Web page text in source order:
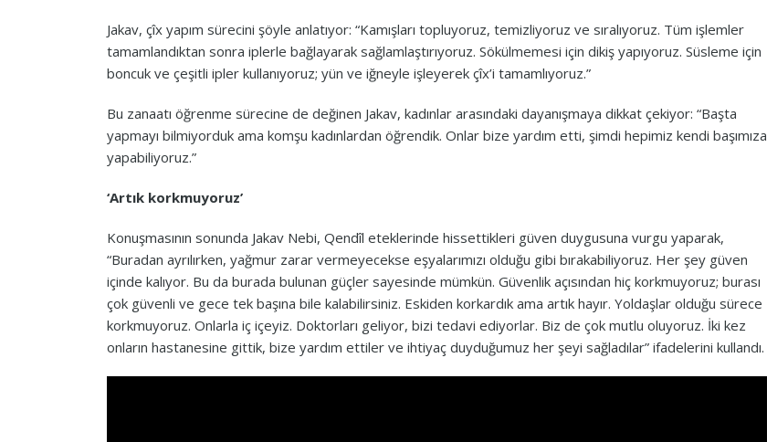
Jakav, çîx yapım sürecini şöyle anlatıyor: “Kamışları topluyoruz, temizliyoruz ve sıralıyoruz. Tüm işlemler
tamamlandıktan sonra iplerle bağlayarak sağlamlaştırıyoruz. Sökülmemesi için dikiş yapıyoruz. Süsleme için
boncuk ve çeşitli ipler kullanıyoruz; yün ve iğneyle işleyerek çîx’i tamamlıyoruz.”
Bu zanaatı öğrenme sürecine de değinen Jakav, kadınlar arasındaki dayanışmaya dikkat çekiyor: “Başta
yapmayı bilmiyorduk ama komşu kadınlardan öğrendik. Onlar bize yardım etti, şimdi hepimiz kendi başımıza
yapabiliyoruz.”
‘Artık korkmuyoruz’
Konuşmasının sonunda Jakav Nebi, Qendîl eteklerinde hissettikleri güven duygusuna vurgu yaparak,
“Buradan ayrılırken, yağmur zarar vermeyecekse eşyalarımızı olduğu gibi bırakabiliyoruz. Her şey güven
içinde kalıyor. Bu da burada bulunan güçler sayesinde mümkün. Güvenlik açısından hiç korkmuyoruz; burası
çok güvenli ve gece tek başına bile kalabilirsiniz. Eskiden korkardık ama artık hayır. Yoldaşlar olduğu sürece
korkmuyoruz. Onlarla iç içeyiz. Doktorları geliyor, bizi tedavi ediyorlar. Biz de çok mutlu oluyoruz. İki kez
onların hastanesine gittik, bize yardım ettiler ve ihtiyaç duyduğumuz her şeyi sağladılar” ifadelerini kullandı.